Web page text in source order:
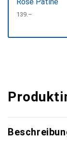
CHF
139.–